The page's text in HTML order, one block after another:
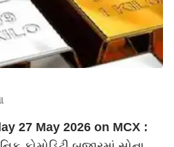
27 May 2026 on MCX :